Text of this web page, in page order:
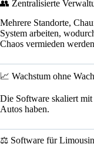
👥 Zentralisierte
Mehrere Standorte,
System arbeiten,
Chaos vermieden
📈 Wachstum ohne
Die Software skaliert
Autos haben.
⚖️ Software für